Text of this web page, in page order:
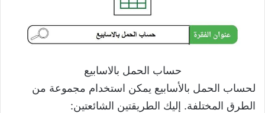
حساب الحمل بالاسابيع
لحساب الحمل بالأسابيع يمكن استخدام مجموعة من
الطرق المختلفة. إليك الطريقتين الشائعتين: